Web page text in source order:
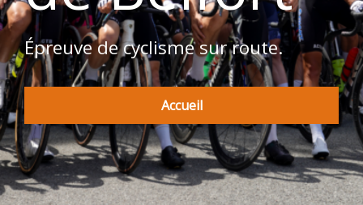
Épreuve de cyclisme sur route.
Accueil